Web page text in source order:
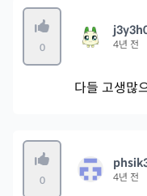
0 4년 전
다들 고생많
0 4년 전